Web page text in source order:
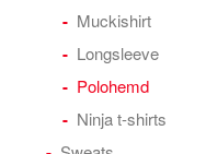
Muckishirt
Longsleeve
Polohemd
Ninja t-shirts